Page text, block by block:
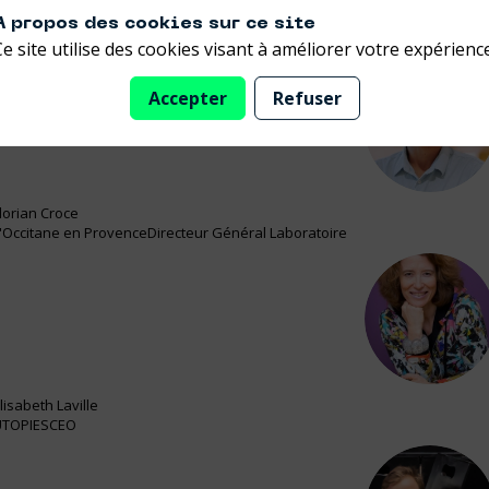
mobilisation conjointe des acteurs économiques, des
Croce
en ProvenceDirecteur Général Laboratoire
EL
Laville
CEO
propos des cookies sur ce site
site utilise des cookies visant à améliorer votre
Accepter Refuser